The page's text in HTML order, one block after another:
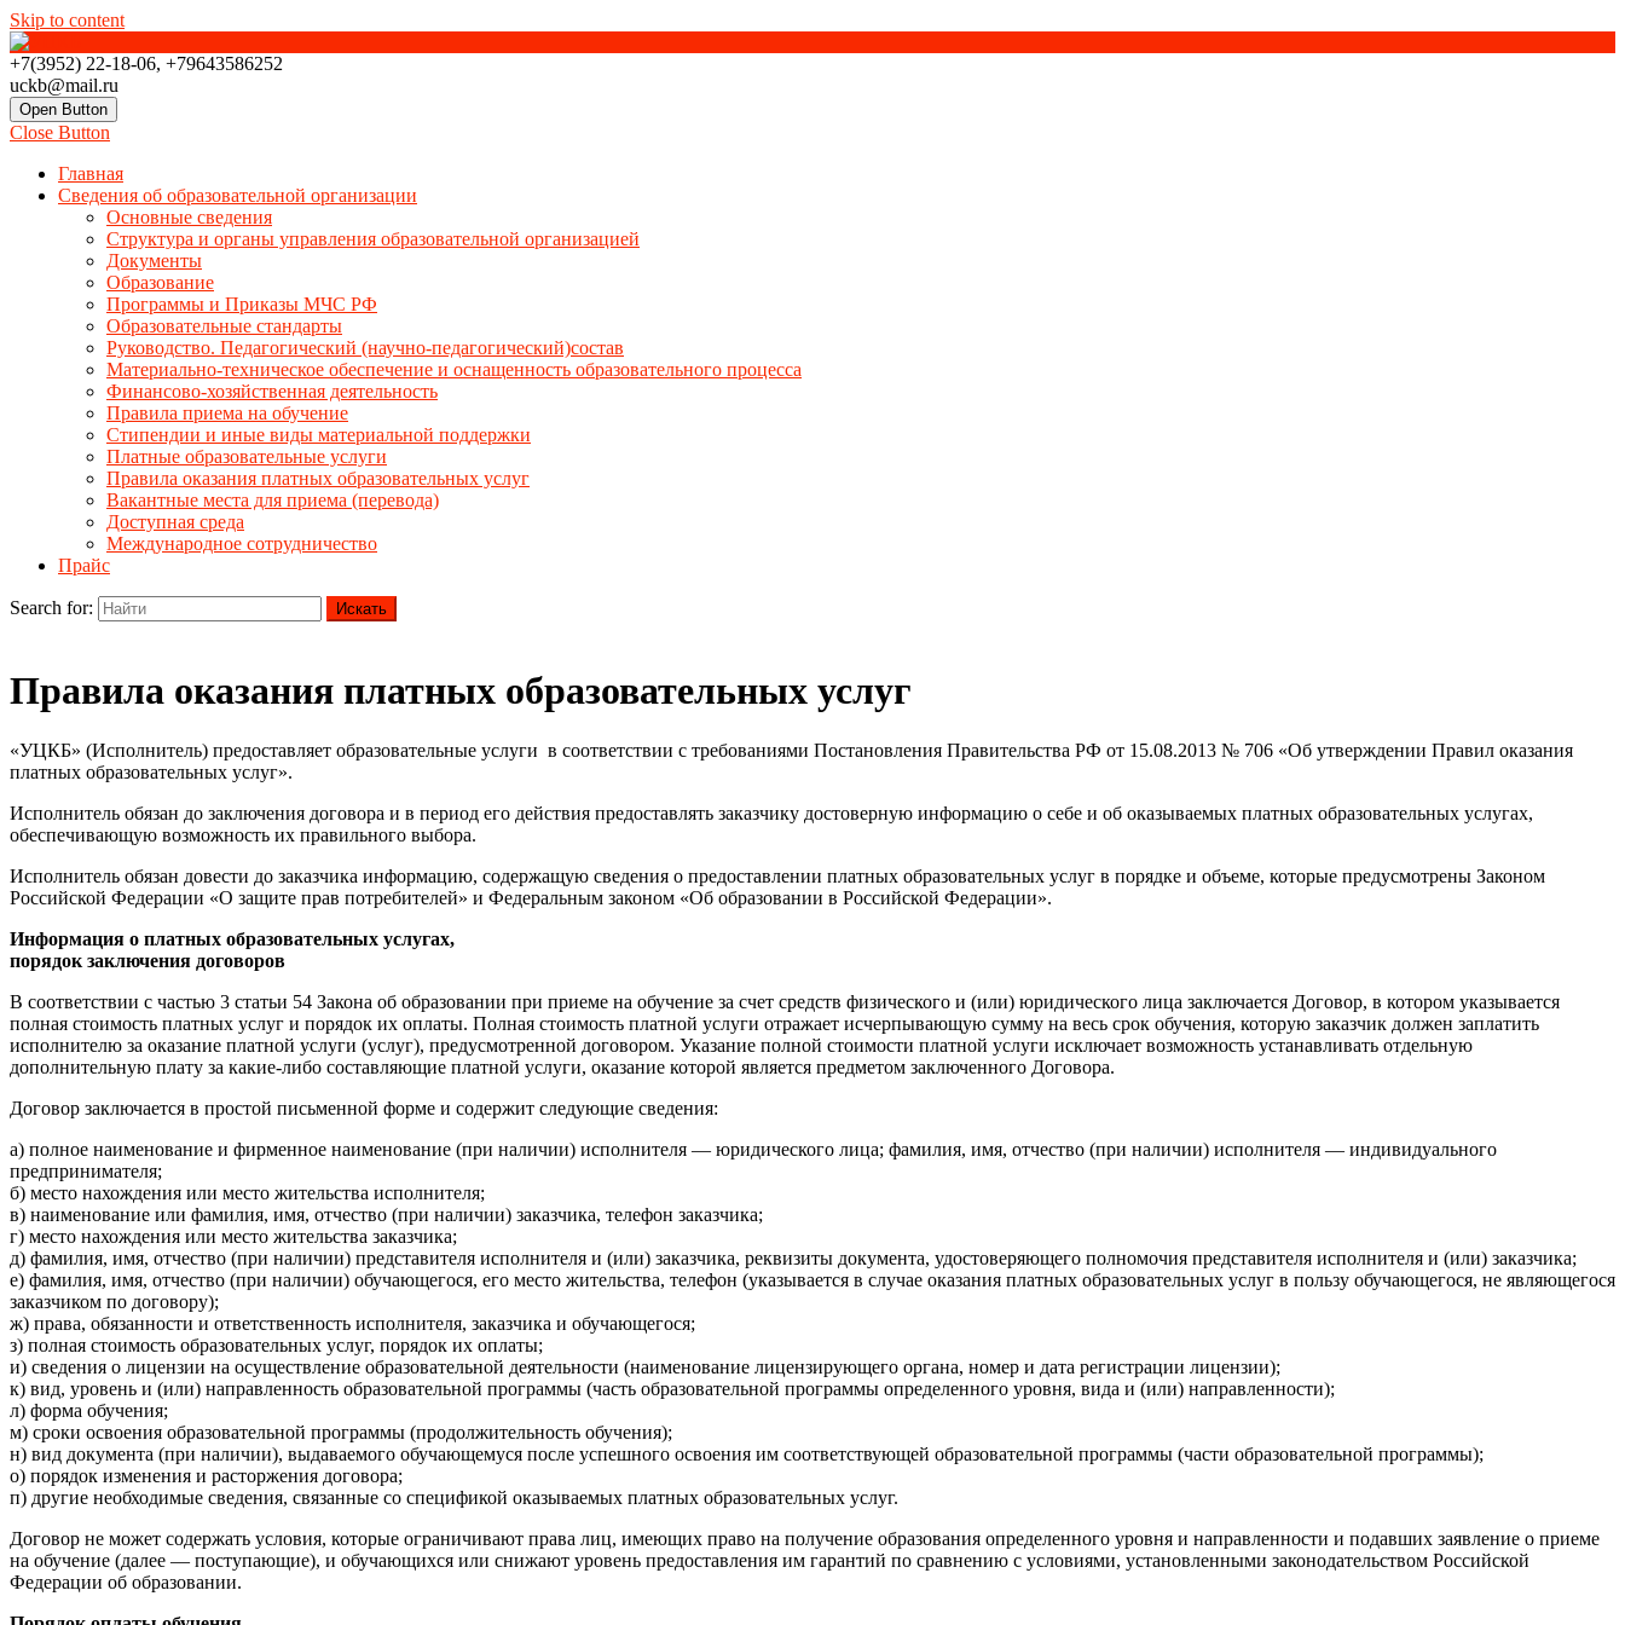
Skip to content
+7(3952) 22-18-06, +79643586252
uckb@mail.ru
Open Button
Close Button
Главная
Сведения об образовательной организации
Основные сведения
Структура и органы управления образовательной организацией
Документы
Образование
Программы и Приказы МЧС РФ
Образовательные стандарты
Руководство. Педагогический (научно-педагогический)состав
Материально-техническое обеспечение и оснащенность образовательного процесса
Финансово-хозяйственная деятельность
Правила приема на обучение
Стипендии и иные виды материальной поддержки
Платные образовательные услуги
Правила оказания платных образовательных услуг
Вакантные места для приема (перевода)
Доступная среда
Международное сотрудничество
Прайс
Search for:
Правила оказания платных образовательных услуг
«УЦКБ» (Исполнитель) предоставляет образовательные услуги в соответствии с требованиями Постановления Правительства РФ от 15.08.2013 № 706 «Об утверждении Правил оказания
платных образовательных услуг».
Исполнитель обязан до заключения договора и в период его действия предоставлять заказчику достоверную информацию о себе и об оказываемых платных образовательных услугах,
обеспечивающую возможность их правильного выбора.
Исполнитель обязан довести до заказчика информацию, содержащую сведения о предоставлении платных образовательных услуг в порядке и объеме, которые предусмотрены Законом
Российской Федерации «О защите прав потребителей» и Федеральным законом «Об образовании в Российской Федерации».
Информация о платных образовательных услугах,
порядок заключения договоров
В соответствии с частью 3 статьи 54 Закона об образовании при приеме на обучение за счет средств физического и (или) юридического лица заключается Договор, в котором указывается
полная стоимость платных услуг и порядок их оплаты. Полная стоимость платной услуги отражает исчерпывающую сумму на весь срок обучения, которую заказчик должен заплатить
исполнителю за оказание платной услуги (услуг), предусмотренной договором. Указание полной стоимости платной услуги исключает возможность устанавливать отдельную
дополнительную плату за какие-либо составляющие платной услуги, оказание которой является предметом заключенного Договора.
Договор заключается в простой письменной форме и содержит следующие сведения:
а) полное наименование и фирменное наименование (при наличии) исполнителя — юридического лица; фамилия, имя, отчество (при наличии) исполнителя — индивидуального
предпринимателя;
б) место нахождения или место жительства исполнителя;
в) наименование или фамилия, имя, отчество (при наличии) заказчика, телефон заказчика;
г) место нахождения или место жительства заказчика;
д) фамилия, имя, отчество (при наличии) представителя исполнителя и (или) заказчика, реквизиты документа, удостоверяющего полномочия представителя исполнителя и (или) заказчика;
е) фамилия, имя, отчество (при наличии) обучающегося, его место жительства, телефон (указывается в случае оказания платных образовательных услуг в пользу обучающегося, не являющегося
заказчиком по договору);
ж) права, обязанности и ответственность исполнителя, заказчика и обучающегося;
з) полная стоимость образовательных услуг, порядок их оплаты;
и) сведения о лицензии на осуществление образовательной деятельности (наименование лицензирующего органа, номер и дата регистрации лицензии);
к) вид, уровень и (или) направленность образовательной программы (часть образовательной программы определенного уровня, вида и (или) направленности);
л) форма обучения;
м) сроки освоения образовательной программы (продолжительность обучения);
н) вид документа (при наличии), выдаваемого обучающемуся после успешного освоения им соответствующей образовательной программы (части образовательной программы);
о) порядок изменения и расторжения договора;
п) другие необходимые сведения, связанные со спецификой оказываемых платных образовательных услуг.
Договор не может содержать условия, которые ограничивают права лиц, имеющих право на получение образования определенного уровня и направленности и подавших заявление о приеме
на обучение (далее — поступающие), и обучающихся или снижают уровень предоставления им гарантий по сравнению с условиями, установленными законодательством Российской
Федерации об образовании.